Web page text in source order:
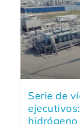
Serie de